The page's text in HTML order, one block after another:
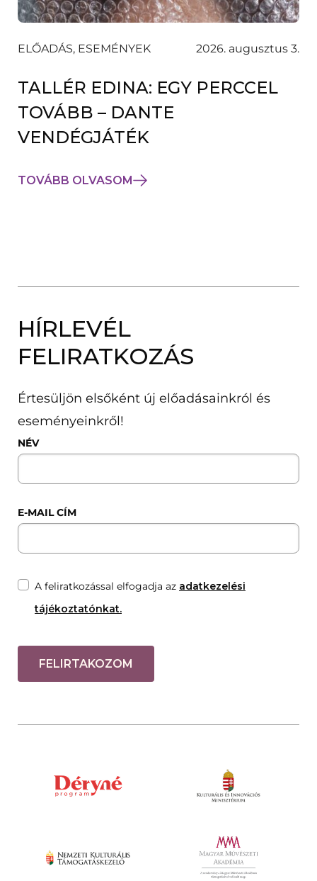
ELŐADÁS, ESEMÉNYEK 2026. augusztus 3.
TALLÉR EDINA: EGY PERCCEL
TOVÁBB – DANTE
VENDÉGJÁTÉK
TOVÁBB OLVASOM
HÍRLEVÉL
FELIRATKOZÁS
Értesüljön elsőként új előadásainkról és
eseményeinkről!
NÉV
E-MAIL CÍM
A feliratkozással elfogadja az adatkezelési
tájékoztatónkat.
FELIRTAKOZOM